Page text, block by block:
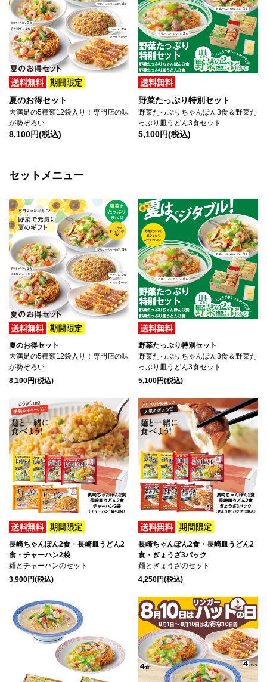
夏のお得セット
大満足の5種類12袋入り！専門店の味
が勢ぞろい
8,100円(税込)
野菜たっぷり特別セット
野菜たっぷりちゃんぽん3食＆野菜た
っぷり皿うどん3食セット
5,100円(税込)
セットメニュー
夏のお得セット
大満足の5種類12袋入り！専門店の味
が勢ぞろい
8,100円(税込)
野菜たっぷり特別セット
野菜たっぷりちゃんぽん3食＆野菜た
っぷり皿うどん3食セット
5,100円(税込)
長崎ちゃんぽん2食・長崎皿うどん2
食・チャーハン2袋
麺とチャーハンのセット
3,900円(税込)
長崎ちゃんぽん2食・長崎皿うどん2
食・ぎょうざ3パック
麺とぎょうざのセット
4,250円(税込)